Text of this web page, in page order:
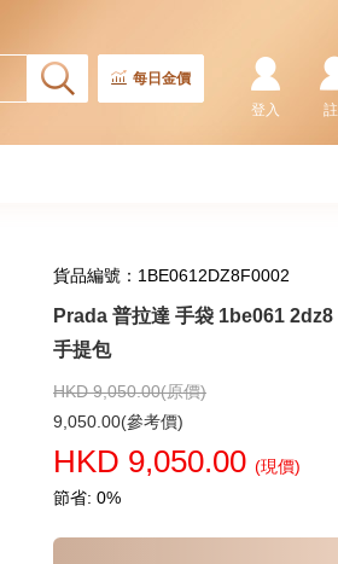
每日金價
登入
貨品編號：1BE0612DZ8F0002
Prada 普拉達 手袋 1be061
手提包
HKD 9,050.00(原價)
9,050.00(參考價)
HKD 9,050.00 (現價)
節省: 0%
9,180.00
Prada 普拉達 手袋
9,280.00